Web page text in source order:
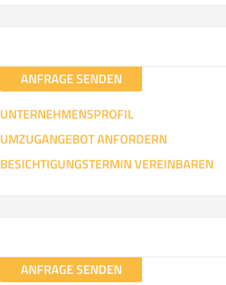
ANFRAGE SENDEN
UNTERNEHMENSPROFIL
UMZUGANGEBOT ANFORDERN
BESICHTIGUNGSTERMIN VEREINBAREN
ANFRAGE SENDEN